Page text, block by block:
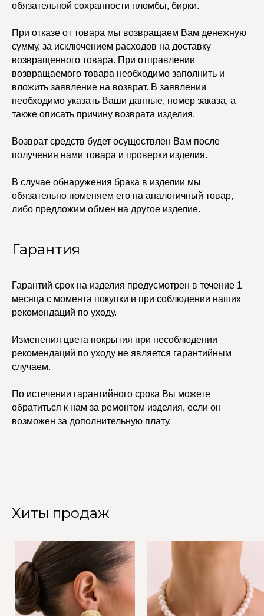
обязательной сохранности пломбы, бирки.
При отказе от товара мы возвращаем Вам денежную
сумму, за исключением расходов на доставку
возвращенного товара. При отправлении
возвращаемого товара необходимо заполнить и
вложить заявление на возврат. В заявлении
необходимо указать Ваши данные, номер заказа, а
также описать причину возврата изделия.
Возврат средств будет осуществлен Вам после
получения нами товара и проверки изделия.
В случае обнаружения брака в изделии мы
обязательно поменяем его на аналогичный товар,
либо предложим обмен на другое изделие.
Гарантия
Гарантий срок на изделия предусмотрен в течение 1
месяца с момента покупки и при соблюдении наших
рекомендаций по уходу.
Изменения цвета покрытия при несоблюдении
рекомендаций по уходу не является гарантийным
случаем.
По истечении гарантийного срока Вы можете
обратиться к нам за ремонтом изделия, если он
возможен за дополнительную плату.
Хиты продаж
+7 (965) 622-73-33
edalinjewelry@gmail.com
© 2021-2025 Edalinjewelry. Все права защищены.
Не бриллианты, потому
что по любви